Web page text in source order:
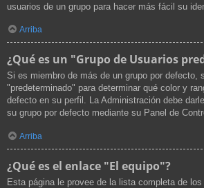
usuarios de un grupo para hacer más fácil su
Arriba
¿Qué es un "Grupo de Usuarios
Si es miembro de más de un grupo por defecto,
"predeterminado" para determinar qué color y
defecto en su perfil. La Administración debe
su grupo por defecto mediante su Panel de
Arriba
¿Qué es el enlace "El equipo"?
Esta página le provee de la lista completa de los